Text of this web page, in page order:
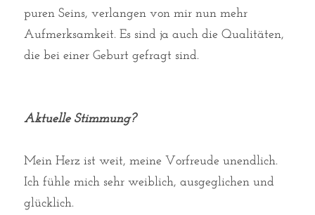
puren Seins, verlangen von mir nun mehr
Aufmerksamkeit. Es sind ja auch die Qualitäten,
die bei einer Geburt gefragt sind.
Aktuelle Stimmung?
Mein Herz ist weit, meine Vorfreude unendlich.
Ich fühle mich sehr weiblich, ausgeglichen und
glücklich.